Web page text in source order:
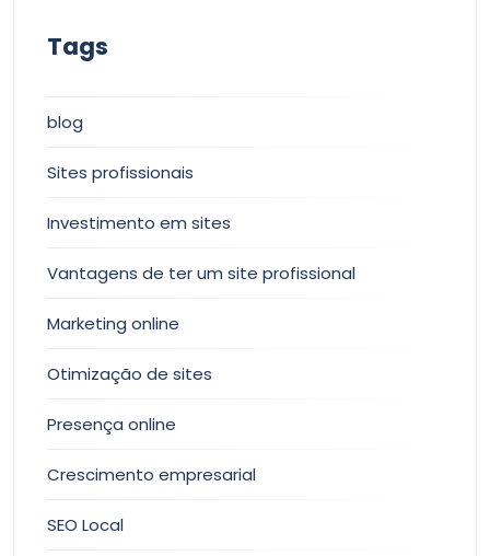
Tags
blog
Sites profissionais
Investimento em sites
Vantagens de ter um site profissional
Marketing online
Otimização de sites
Presença online
Crescimento empresarial
SEO Local